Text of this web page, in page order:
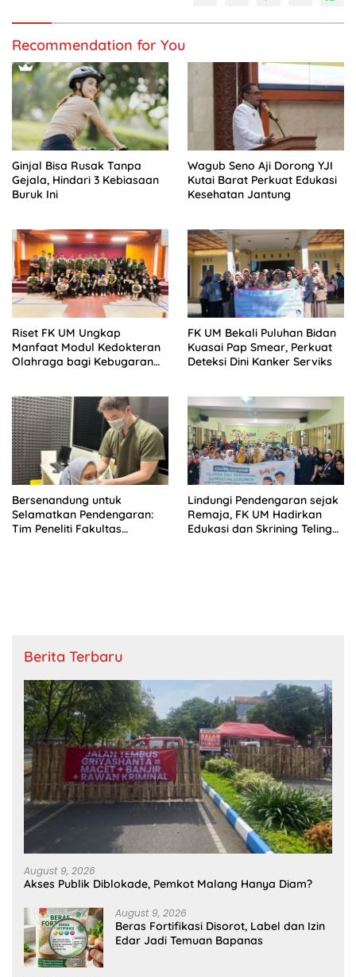
Recommendation for You
Ginjal Bisa Rusak Tanpa
Gejala, Hindari 3 Kebiasaan
Buruk Ini
Wagub Seno Aji Dorong YJI
Kutai Barat Perkuat Edukasi
Kesehatan Jantung
Riset FK UM Ungkap
Manfaat Modul Kedokteran
Olahraga bagi Kebugaran
FK UM Bekali Puluhan Bidan
Kuasai Pap Smear, Perkuat
Deteksi Dini Kanker Serviks
Bersenandung untuk
Selamatkan Pendengaran:
Tim Peneliti Fakultas
Lindungi Pendengaran sejak
Remaja, FK UM Hadirkan
Edukasi dan Skrining Telinga
Berita Terbaru
August 9, 2026
Akses Publik Diblokade, Pemkot Malang Hanya Diam?
August 9, 2026
Beras Fortifikasi Disorot, Label dan Izin
Edar Jadi Temuan Bapanas